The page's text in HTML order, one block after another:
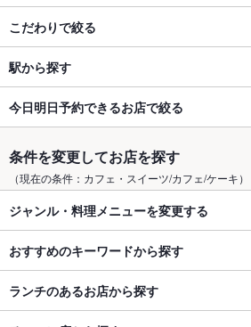
こだわりで絞る
駅から探す
今日明日予約できるお店で絞る
条件を変更してお店を探す
（現在の条件：カフェ・スイーツ/カフェ/ケーキ）
ジャンル・料理メニューを変更する
おすすめのキーワードから探す
ランチのあるお店から探す